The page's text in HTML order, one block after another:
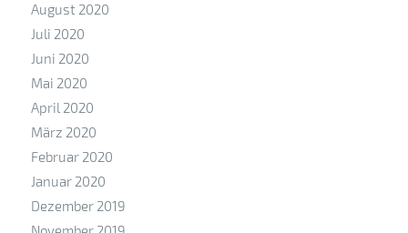
August 2020
Juli 2020
Juni 2020
Mai 2020
April 2020
März 2020
Februar 2020
Januar 2020
Dezember 2019